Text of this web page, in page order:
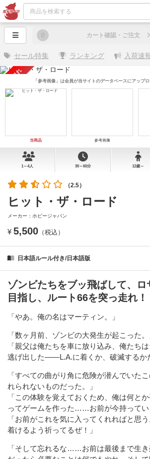
0 カート確認・ご注文
セール特集 ランキング 入荷速
売り切れ
当商品 参考画像
「参考画像」は会員が当サイトのデータベースにアップロ
1～4人 30～60分 12歳～
（2.5）
ヒット・ザ・ロード
メーカー：ホビージャパン
¥ 5,500 （税込）
日本語ルール付き/日本語版
ゾンビたちをブッ飛ばして、ロ
目指し、ルート66を突っ走れ！
「やあ。俺の名はマーティン。」
「数ヶ月前、ゾンビの大発生が起こった。
「親父は俺たちを車に放り込み、俺たち
逃げ出した――L.A.に着くか、破滅するか
「すべての曲がり角に危険が潜んでいた
れられないものだった。」
「この体験を覚えておくため、俺は何と
ってゲームを作った……お前が今持ってい
「お前がこれを気に入ってくれればと思
着けるよう祈ってるぜ！」
「そして忘れるな……お前は最後まで生き